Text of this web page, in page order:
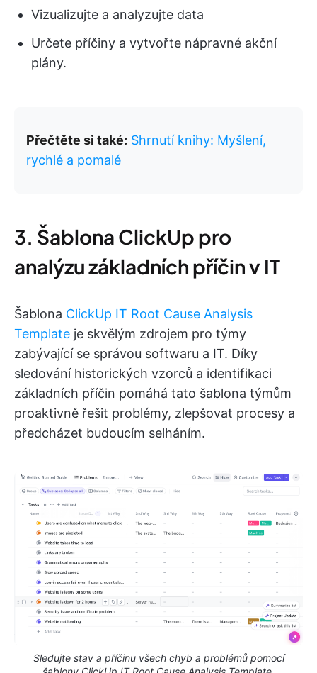
Vizualizujte a analyzujte data
Určete příčiny a vytvořte nápravné akční
plány.
Přečtěte si také: Shrnutí knihy: Myšlení,
rychlé a pomalé
3. Šablona ClickUp pro
analýzu základních příčin v IT
Šablona ClickUp IT Root Cause Analysis
Template je skvělým zdrojem pro týmy
zabývající se správou softwaru a IT. Díky
sledování historických vzorců a identifikaci
základních příčin pomáhá tato šablona týmům
proaktivně řešit problémy, zlepšovat procesy a
předcházet budoucím selháním.
Sledujte stav a příčinu všech chyb a problémů pomocí